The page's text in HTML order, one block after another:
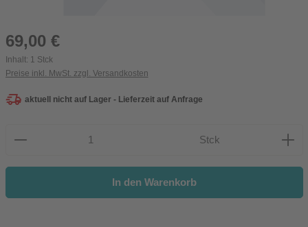
Regulärer Preis:
69,00 €
Inhalt: 1 Stck
Preise inkl. MwSt. zzgl. Versandkosten
aktuell nicht auf Lager - Lieferzeit auf Anfrage
Produkt Anzahl: Gib den gewünschten Wert ein oder
Stck
In den Warenkorb